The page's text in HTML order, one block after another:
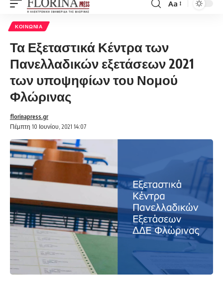
Font
Aa
ΚΟΙΝΩΝΊΑ
Τα Εξεταστικά Κέντρα των
Πανελλαδικών εξετάσεων 2021
των υποψηφίων του Νομού
Φλώρινας
Πέμπτη 10 Ιουνίου, 2021 14:07
florinapress.gr